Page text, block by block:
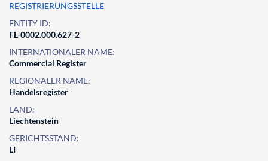
REGISTRIERUNGSSTELLE
ENTITY ID:
FL-0002.000.627-2
INTERNATIONALER NAME:
Commercial Register
REGIONALER NAME:
Handelsregister
LAND:
Liechtenstein
GERICHTSSTAND:
LI